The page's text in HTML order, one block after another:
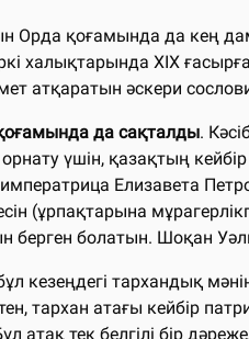
Орда қоғамында да кең
халықтарында XIX
атқаратын әскери
да сақталды.
орнату үшін, қазақтың
Елизавета
(ұрпақтарына
берген болатын. Шоқан
кезеңдегі тархандық
тархан атағы кейбір
атақ тек белгілі бір